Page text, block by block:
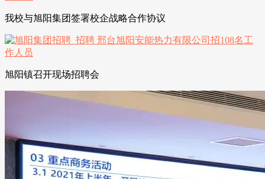
我校与旭阳集团签署校企战略合作协议
旭阳镇召开现场招聘会